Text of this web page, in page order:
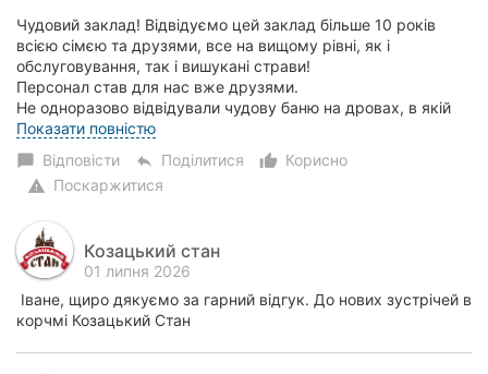
Чудовий заклад! Відвідуємо цей заклад більше 10 років
всією сімєю та друзями, все на вищому рівні, як і
обслуговування, так і вишукані страви!
Персонал став для нас вже друзями.
Не одноразово відвідували чудову баню на дровах, в якій
доречі можна кор...
Показати повністю
chat_bubble Відповісти reply Поділитися thumb_up_alt
Корисно
warning Поскаржитися
Козацький стан
01 липня 2026
Іване, щиро дякуємо за гарний відгук. До нових зустрічей в
корчмі Козацький Стан